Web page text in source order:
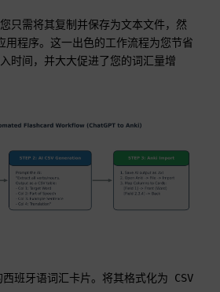
只需将其复制并保存为文本文件，然
用程序。这一出色的工作流程为您节省
时间，并大大促进了您的词汇量增
班牙语词汇卡片。将其格式化为 CSV